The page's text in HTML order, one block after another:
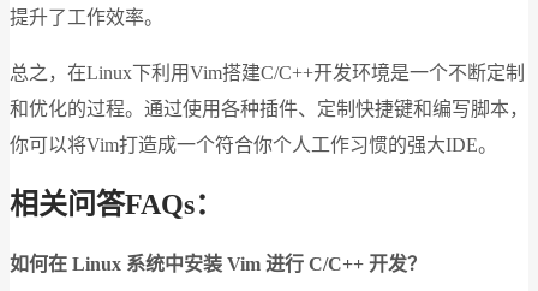
提升了工作效率。
总之，在Linux下利用Vim搭建C/C++开发环境是一个不断定制
和优化的过程。通过使用各种插件、定制快捷键和编写脚本，
你可以将Vim打造成一个符合你个人工作习惯的强大IDE。
相关问答FAQs：
如何在 Linux 系统中安装 Vim 进行 C/C++ 开发？